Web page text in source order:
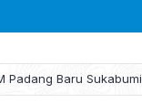
Padang Baru Sukabumi